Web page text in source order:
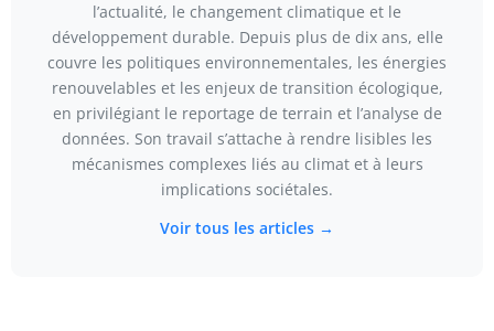
l’actualité, le changement climatique et le
développement durable. Depuis plus de dix ans, elle
couvre les politiques environnementales, les énergies
renouvelables et les enjeux de transition écologique,
en privilégiant le reportage de terrain et l’analyse de
données. Son travail s’attache à rendre lisibles les
mécanismes complexes liés au climat et à leurs
implications sociétales.
Voir tous les articles →